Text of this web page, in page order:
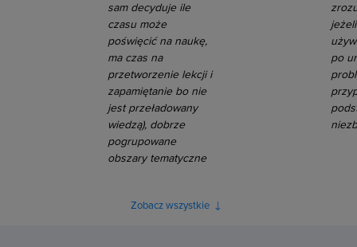
sam decyduje ile
czasu może
poświęcić na naukę,
ma czas na
przetworzenie lekcji i
zapamiętanie bo nie
jest przeładowany
wiedzą), dobrze
pogrupowane
obszary tematyczne
po
Zobacz wszystkie